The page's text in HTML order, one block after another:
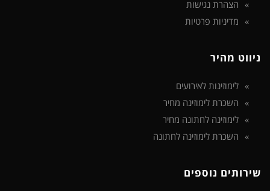
הצהרת נגישות
מדיניות פרטיות
ניווט מהיר
לימוזינות לאירועים
השכרת לימוזינה מחיר
לימוזינה לחתונה מחיר
השכרת לימוזינה לחתונה
שירותים נוספים